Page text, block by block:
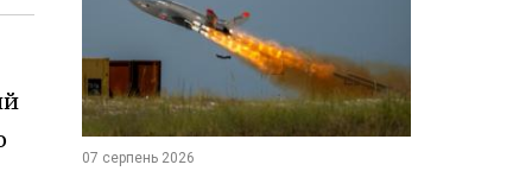
07 серпень 2026